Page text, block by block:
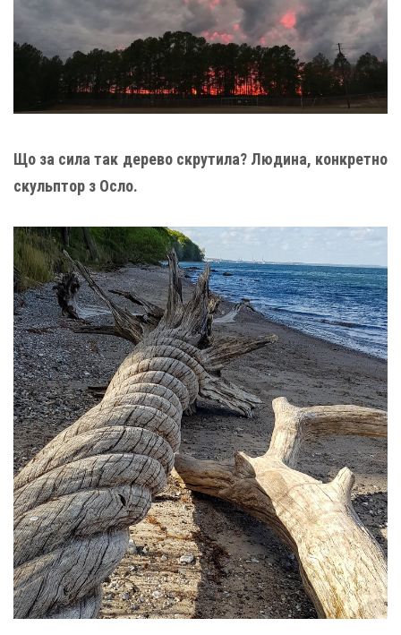
Що за сила так дерево скрутила? Людина, конкретно
скульптор з Осло.